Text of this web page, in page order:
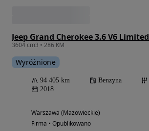
Jeep Grand Cherokee 3.6 V6 Limited
3604 cm3 • 286 KM
Wyróżnione
94 405 km Benzyna
2018
Warszawa (Mazowieckie)
Firma • Opublikowano